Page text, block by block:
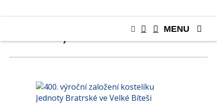
KNIHY, PUBLIKACEMENU